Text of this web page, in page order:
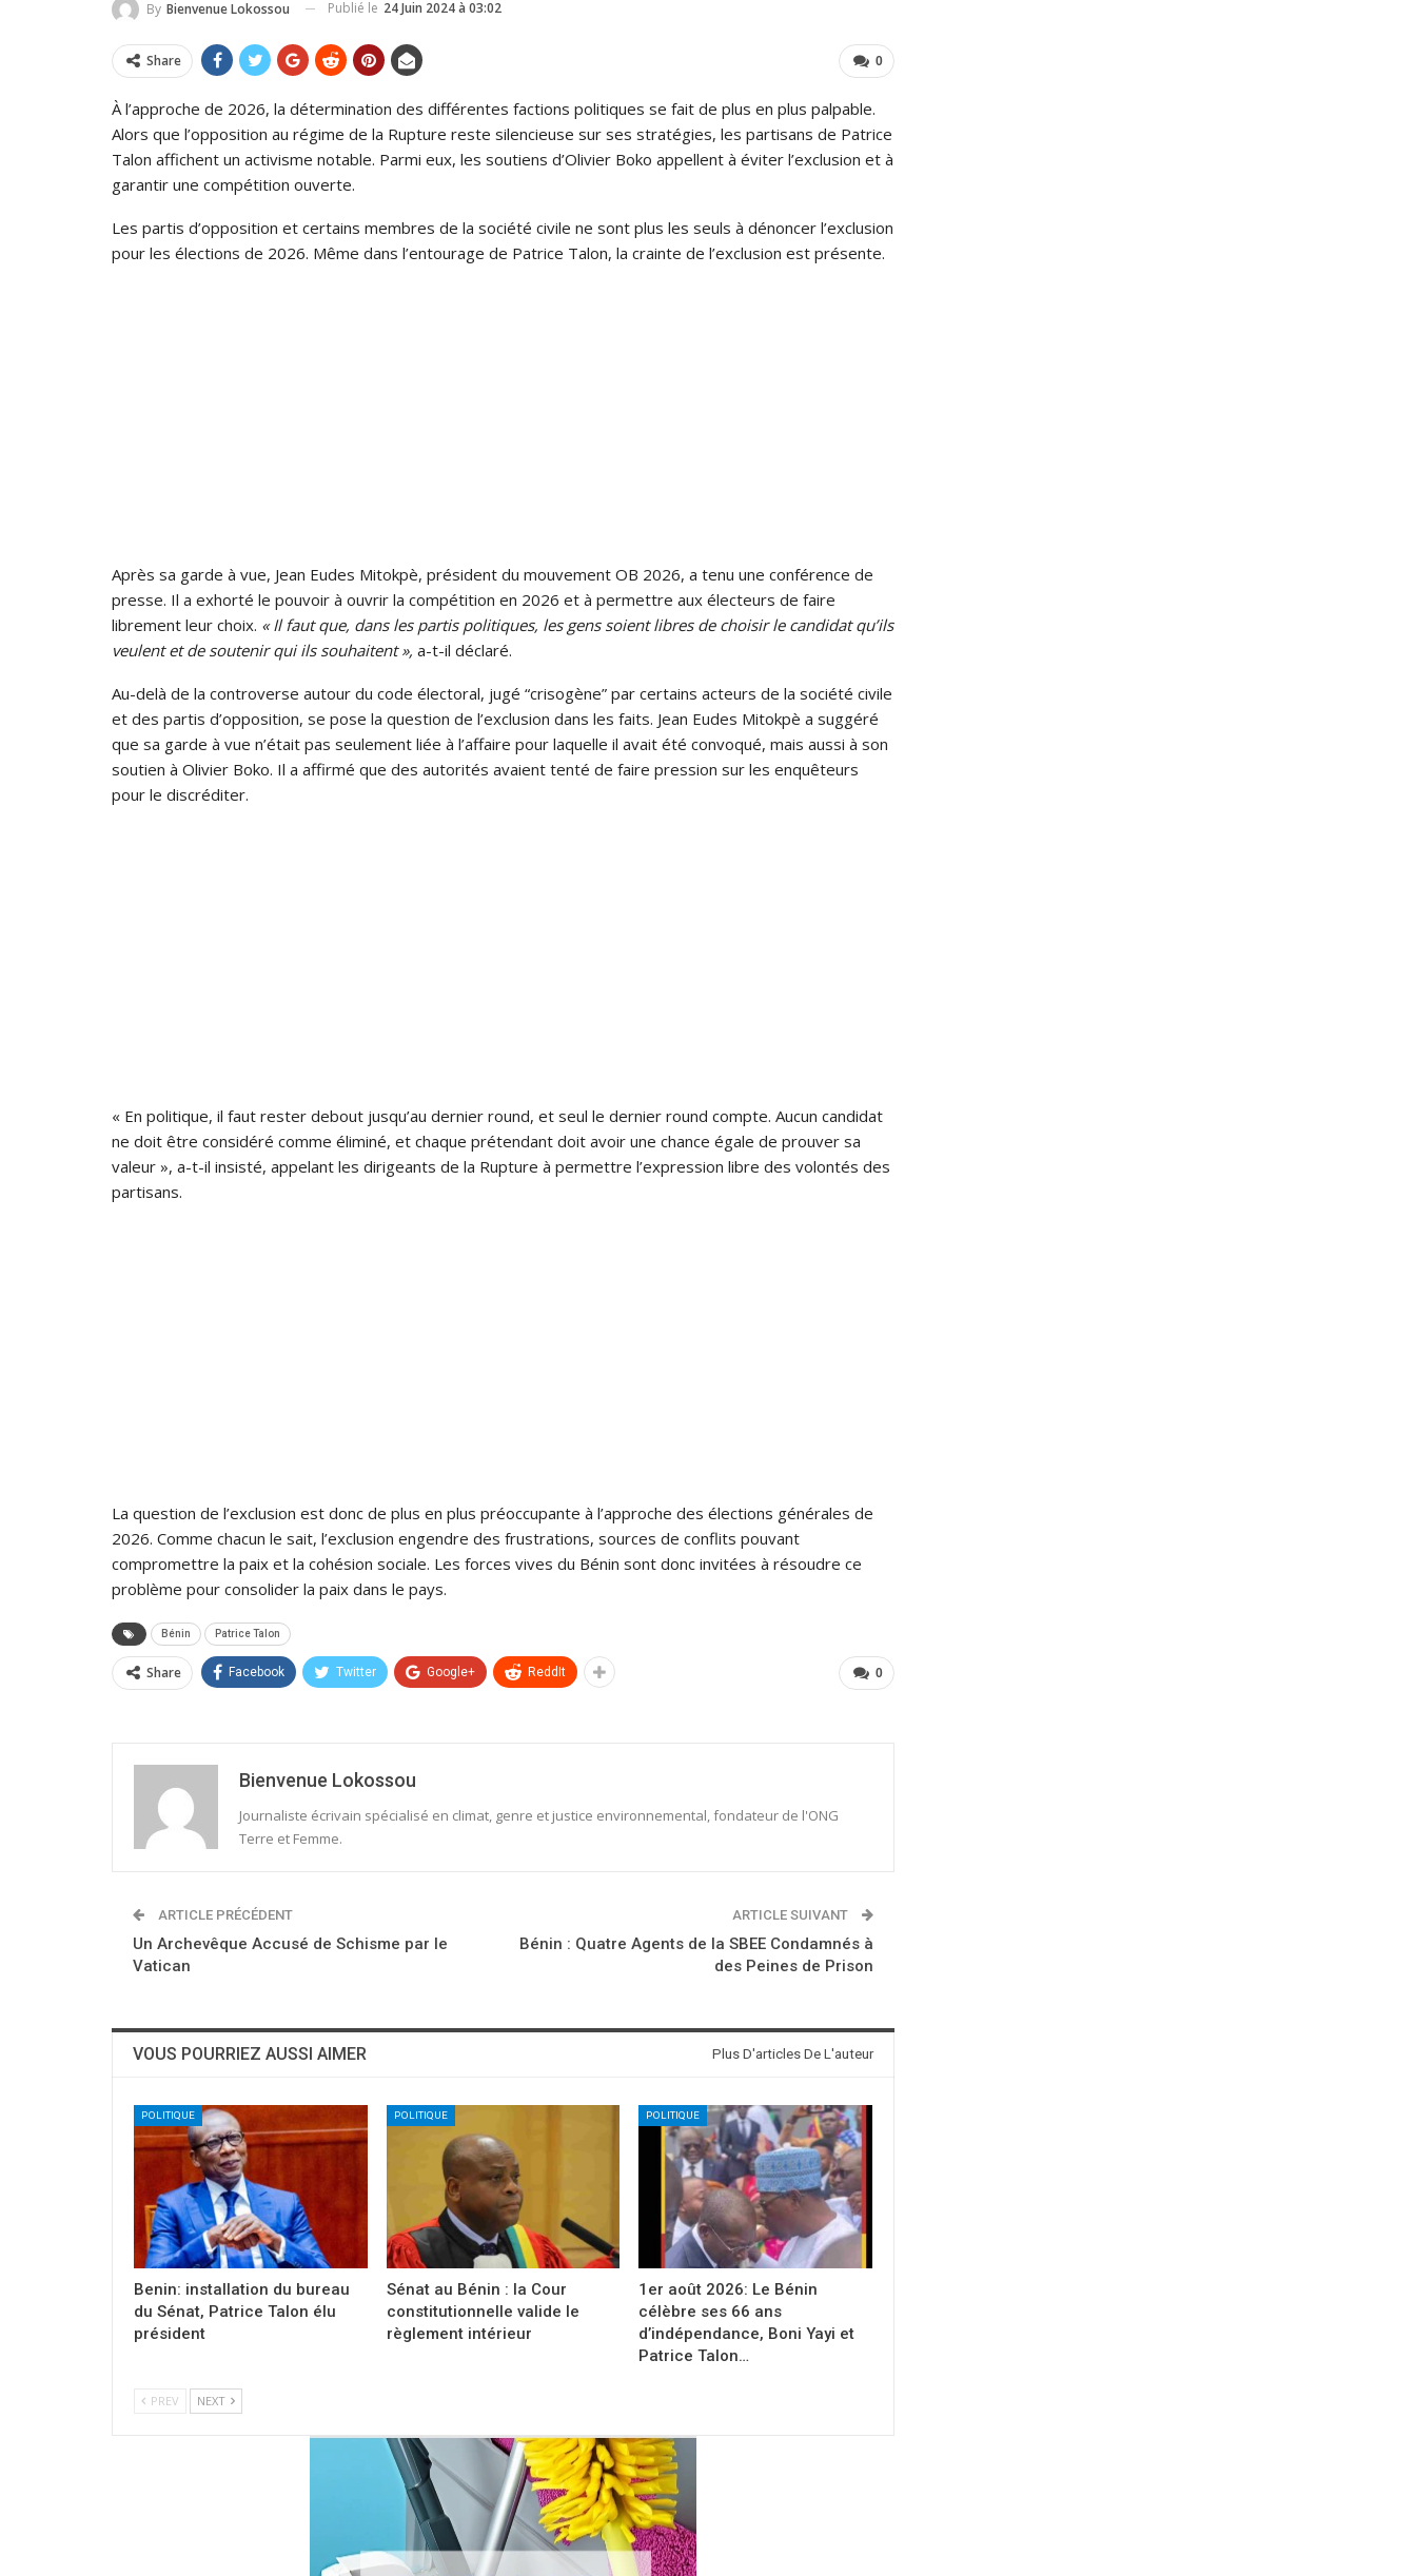
By Bienvenue Lokossou Publié le 24 Juin 2024 à 03:02
0
Share
À l’approche de 2026, la détermination des différentes factions politiques se fait de plus en plus palpable.
Alors que l’opposition au régime de la Rupture reste silencieuse sur ses stratégies, les partisans de Patrice
Talon affichent un activisme notable. Parmi eux, les soutiens d’Olivier Boko appellent à éviter l’exclusion et à
garantir une compétition ouverte.
Les partis d’opposition et certains membres de la société civile ne sont plus les seuls à dénoncer l’exclusion
pour les élections de 2026. Même dans l’entourage de Patrice Talon, la crainte de l’exclusion est présente.
Après sa garde à vue, Jean Eudes Mitokpè, président du mouvement OB 2026, a tenu une conférence de
presse. Il a exhorté le pouvoir à ouvrir la compétition en 2026 et à permettre aux électeurs de faire
librement leur choix. « Il faut que, dans les partis politiques, les gens soient libres de choisir le candidat qu’ils
veulent et de soutenir qui ils souhaitent », a-t-il déclaré.
Au-delà de la controverse autour du code électoral, jugé “crisogène” par certains acteurs de la société civile
et des partis d’opposition, se pose la question de l’exclusion dans les faits. Jean Eudes Mitokpè a suggéré
que sa garde à vue n’était pas seulement liée à l’affaire pour laquelle il avait été convoqué, mais aussi à son
soutien à Olivier Boko. Il a affirmé que des autorités avaient tenté de faire pression sur les enquêteurs
pour le discréditer.
« En politique, il faut rester debout jusqu’au dernier round, et seul le dernier round compte. Aucun candidat
ne doit être considéré comme éliminé, et chaque prétendant doit avoir une chance égale de prouver sa
valeur », a-t-il insisté, appelant les dirigeants de la Rupture à permettre l’expression libre des volontés des
partisans.
La question de l’exclusion est donc de plus en plus préoccupante à l’approche des élections générales de
2026. Comme chacun le sait, l’exclusion engendre des frustrations, sources de conflits pouvant
compromettre la paix et la cohésion sociale. Les forces vives du Bénin sont donc invitées à résoudre ce
problème pour consolider la paix dans le pays.
Bénin Patrice Talon
0
Share Facebook Twitter Google+ ReddIt
Bienvenue Lokossou
Journaliste écrivain spécialisé en climat, genre et justice environnemental, fondateur de l'ONG
Terre et Femme.
ARTICLE PRÉCÉDENT
Un Archevêque Accusé de Schisme par le
Vatican
ARTICLE SUIVANT
Bénin : Quatre Agents de la SBEE Condamnés à
des Peines de Prison
VOUS POURRIEZ AUSSI AIMER Plus D'articles De L'auteur
POLITIQUE
Benin: installation du bureau
du Sénat, Patrice Talon élu
président
POLITIQUE
Sénat au Bénin : la Cour
constitutionnelle valide le
règlement intérieur
POLITIQUE
1er août 2026: Le Bénin
célèbre ses 66 ans
d’indépendance, Boni Yayi et
Patrice Talon…
PREV NEXT